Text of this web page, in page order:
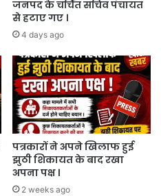
जनपद के चर्चित सचिव पंचायत
से हटाए गए ।
4 days ago
पत्रकारों ने अपने खिलाफ हुई
झुठी शिकायत के बाद रखा
अपना पक्ष ।
2 weeks ago